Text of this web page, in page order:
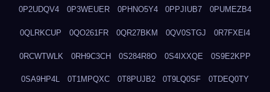
0P2UDQV4 0P3WEUER 0PHNO5Y4 0PPJIUB7 0PUMEZB4
0QLRKCUP 0QO261FR 0QR27BKM 0QV0STGJ 0R7FXEI4
0RCWTWLK 0RH9C3CH 0S284R8O 0S4IXXQE 0S9E2KPP
0SA9HP4L 0T1MPQXC 0T8PUJB2 0T9LQ0SF 0TDEQ0TY